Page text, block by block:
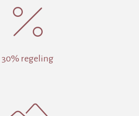
%
30% regeling